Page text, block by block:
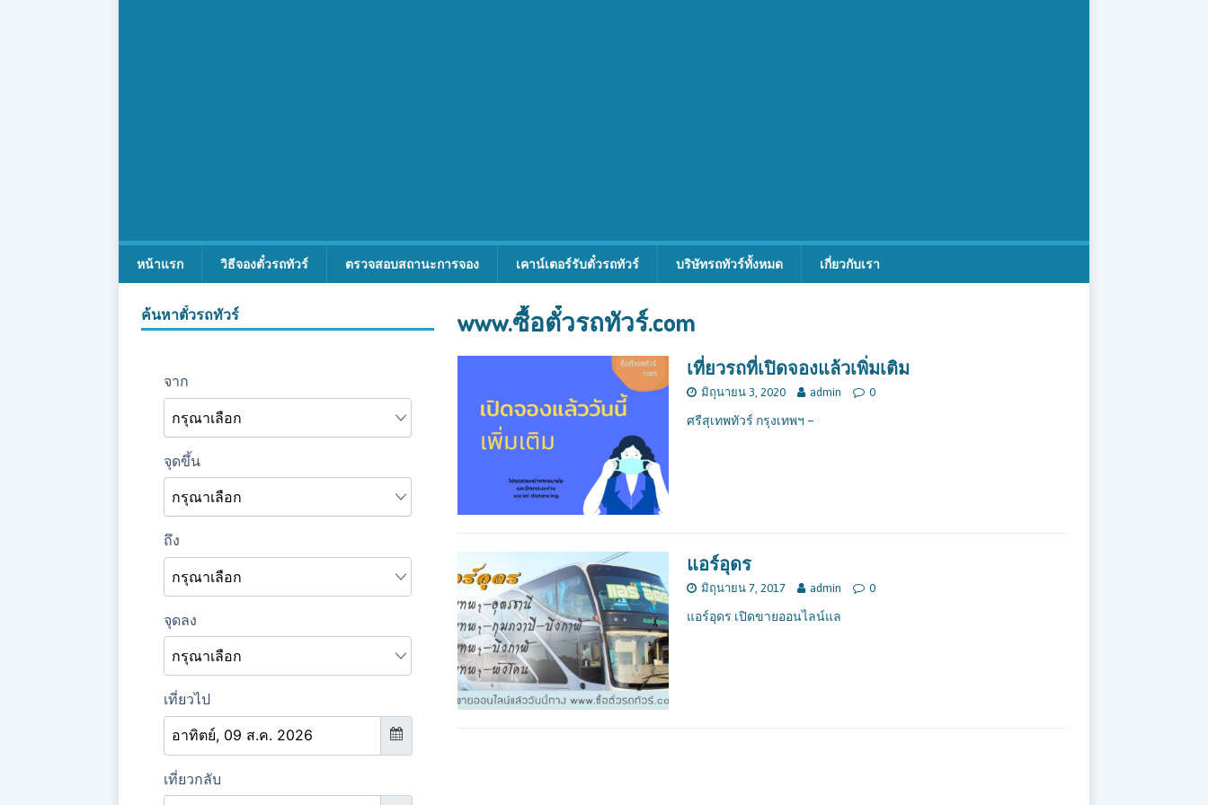
หน้าแรก วิธีจองตั๋วรถทัวร์ ตรวจสอบสถานะการจอง เคาน์เตอร์รับตั๋วรถทัวร์ บริษัทรถทัวร์ทั้งหมด เกี่ยวกับเรา
www.ซื้อตั๋วรถทัวร์.com
เที่ยวรถที่เปิดจองแล้วเพิ่มเติม
มิถุนายน 3, 2020 admin 0
ศรีสุเทพทัวร์ กรุงเทพฯ –
แอร์อุดร
มิถุนายน 7, 2017 admin 0
แอร์อุดร เปิดขายออนไลน์แล
ค้นหาตั๋วรถทัวร์